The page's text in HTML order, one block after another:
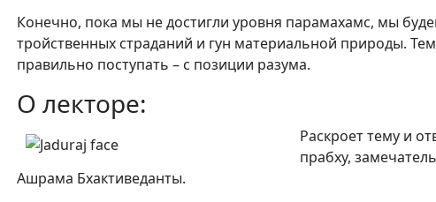
Конечно, пока мы не достигли уровня парамахамс, мы
тройственных страданий и гун материальной природы.
правильно поступать – с позиции разума.
О лекторе:
Раскроет тему и
прабху,
Ашрама Бхактиведанты.